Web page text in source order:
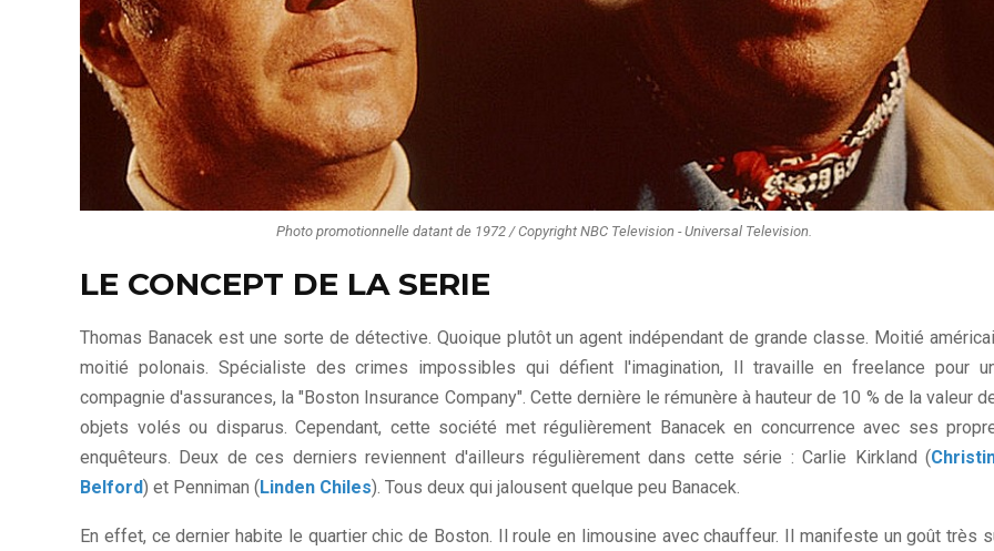
Photo promotionnelle datant de 1972 / Copyright NBC Television - Universal Television.
LE CONCEPT DE LA SERIE
Thomas Banacek est une sorte de détective. Quoique plutôt un agent indépendant de grande classe. Moitié
moitié polonais. Spécialiste des crimes impossibles qui défient l'imagination, Il travaille en freelance pour
compagnie d'assurances, la "Boston Insurance Company". Cette dernière le rémunère à hauteur de 10 % de la valeur
objets volés ou disparus. Cependant, cette société met régulièrement Banacek en concurrence avec ses
enquêteurs. Deux de ces derniers reviennent d'ailleurs régulièrement dans cette série : Carlie Kirkland (
Belford) et Penniman (Linden Chiles). Tous deux qui jalousent quelque peu Banacek.
En effet, ce dernier habite le quartier chic de Boston. Il roule en limousine avec chauffeur. Il manifeste un goût très